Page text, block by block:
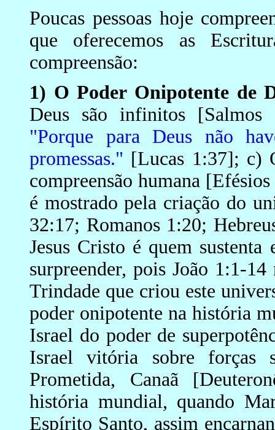
Poucas pessoas hoje
que oferecemos as
compreensão:
1) O Poder Onipotente de
Deus são infinitos
"Porque para Deus não
promessas." [Lucas 1:37]; c)
compreensão humana
é mostrado pela criação do
32:17; Romanos 1:20;
Jesus Cristo é quem
surpreender, pois João 1:1-
Trindade que criou este
poder onipotente na história
Israel do poder de
Israel vitória sobre forças
Prometida, Canaã
história mundial, quando
Espírito Santo, assim